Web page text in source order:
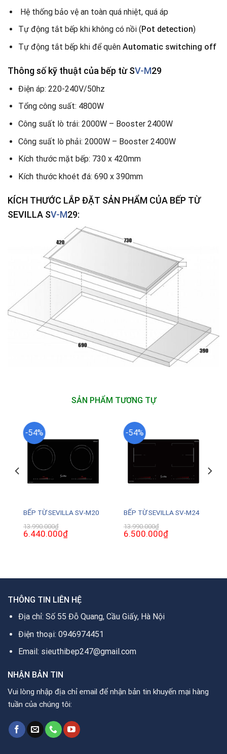
Hệ thống bảo vệ an toàn quá nhiệt, quá áp
Tự động tắt bếp khi không có nồi ( Pot detection)
Tự động tắt bếp khi để quênAutomatic switching off
Thông số kỹ thuật của bếp từ SV-M29
Điện áp: 220-240V/50hz
Tổng công suất: 4800W
Công suất lò trái: 2000W – Booster 2400W
Công suất lò phải: 2000W – Booster 2400W
Kích thước mặt bếp: 730 x 420mm
Kích thước khoét đá: 690 x 390mm
KÍCH THƯỚC LẮP ĐẶT SẢN PHẨM CỦA BẾP TỪ
SEVILLA SV-M29:
SẢN PHẨM TƯƠNG TỰ
-54%
BẾP TỪ SEVILLA SV-M20
13.990.000₫
Giá
gốc
6.440.000₫Giá
hiện
-54%
BẾP TỪ SEVILLA SV-M24
13.990.000₫
Giá
gốc
6.500.000₫Giá
hiện
THÔNG TIN LIÊN HỆ
Địa chỉ: Số 55 Đỗ Quang, Cầu Giấy, Hà Nội
Điện thoại: 0946974451
Email: sieuthibep247@gmail.com
NHẬN BẢN TIN
Vui lòng nhập địa chỉ email để nhận bản tin khuyến mại hàng
tuần của chúng tôi: